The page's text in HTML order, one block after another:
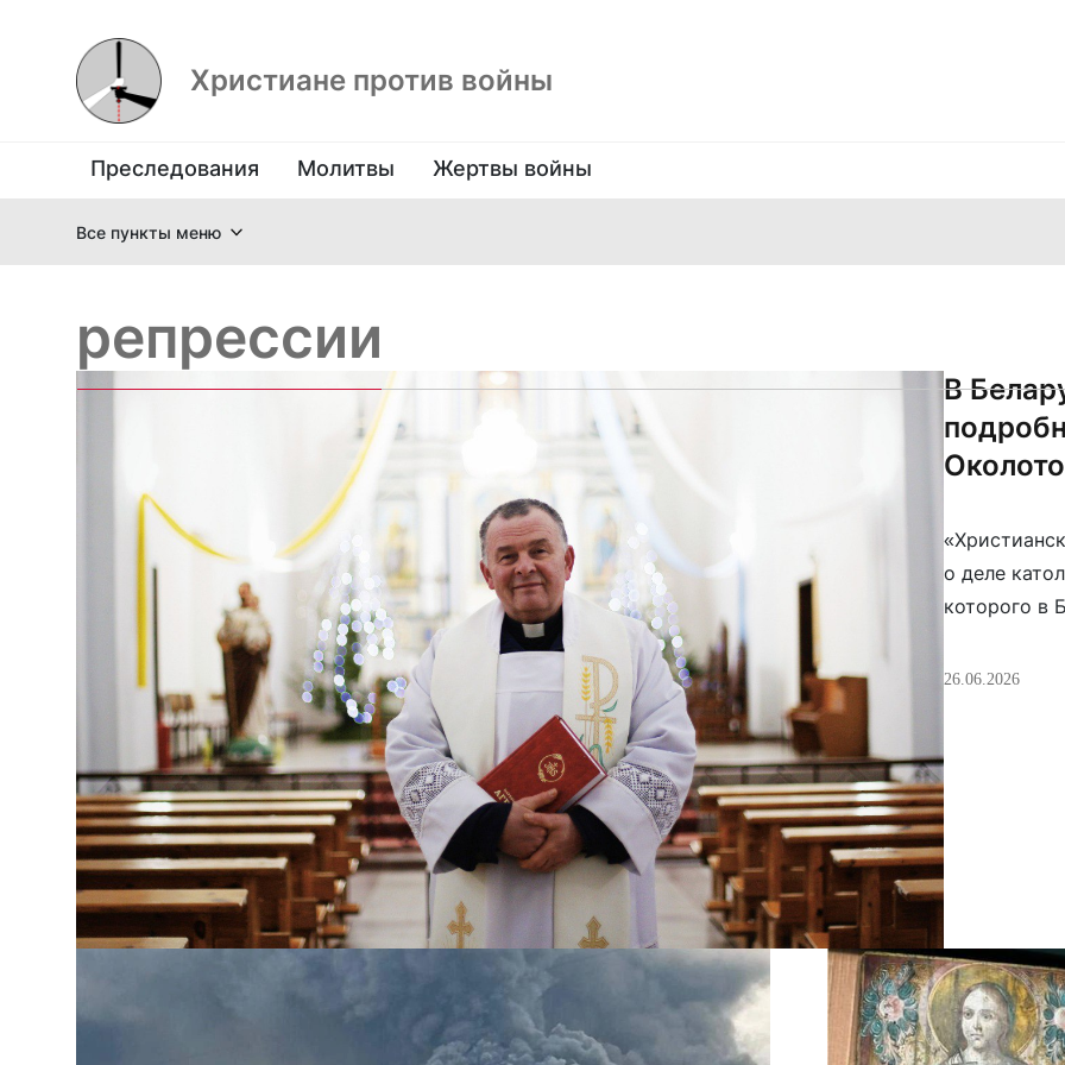
Христиане против войны
Преследования Молитвы Жертвы войны
Все пункты меню
репрессии
В
о деле
которого в
страны. Сам
двух его
26.06.2026